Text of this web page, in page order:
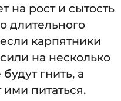
на рост и сытость
длительного
карпятники
на несколько
гнить, а
питаться.